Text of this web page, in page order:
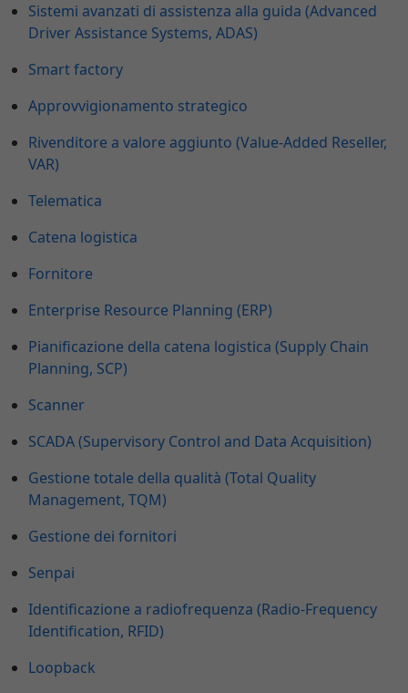
Sistemi avanzati di assistenza alla guida (Advanced
Driver Assistance Systems, ADAS)
Smart factory
Approvvigionamento strategico
Rivenditore a valore aggiunto (Value-Added Reseller,
VAR)
Telematica
Catena logistica
Fornitore
Enterprise Resource Planning (ERP)
Pianificazione della catena logistica (Supply Chain
Planning, SCP)
Scanner
SCADA (Supervisory Control and Data Acquisition)
Gestione totale della qualità (Total Quality
Management, TQM)
Gestione dei fornitori
Senpai
Identificazione a radiofrequenza (Radio-Frequency
Identification, RFID)
Loopback